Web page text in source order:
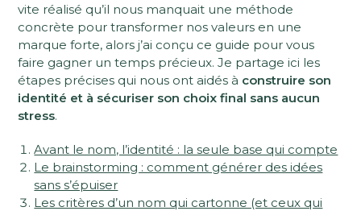
vite réalisé qu’il nous manquait une méthode
concrète pour transformer nos valeurs en une
marque forte, alors j’ai conçu ce guide pour vous
faire gagner un temps précieux. Je partage ici les
étapes précises qui nous ont aidés à construire son
identité et à sécuriser son choix final sans aucun
stress.
Avant le nom, l’identité : la seule base qui compte
Le brainstorming : comment générer des idées
sans s’épuiser
Les critères d’un nom qui cartonne (et ceux qui